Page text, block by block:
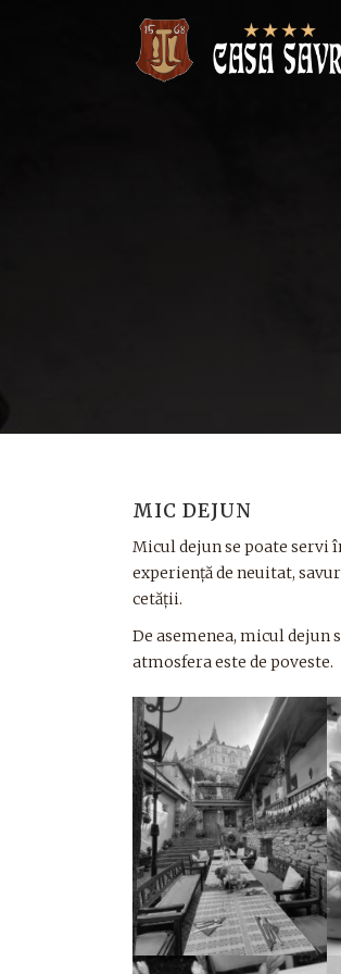
MIC DEJUN
Micul dejun se poate servi
experiență de neuitat,
cetății.
De asemenea, micul dejun
atmosfera este de poveste.